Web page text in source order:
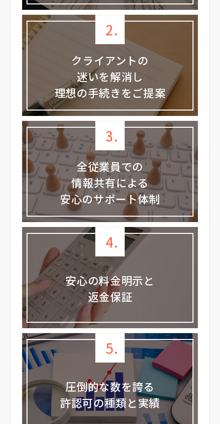
2.
クライアントの
迷いを解消し
理想の手続きをご提案
3.
全従業員での
情報共有による
安心のサポート体制
4.
安心の料金明示と
返金保証
5.
圧倒的な数を誇る
許認可の種類と実績